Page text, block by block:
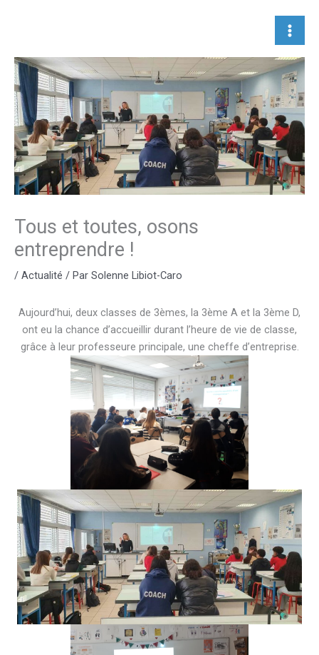
Tous et toutes, osons
entreprendre !
/ Actualité / Par Solenne Libiot-Caro
Aujourd’hui, deux classes de 3èmes, la 3ème A et la 3ème D,
ont eu la chance d’accueillir durant l’heure de vie de classe,
grâce à leur professeure principale, une cheffe d’entreprise.